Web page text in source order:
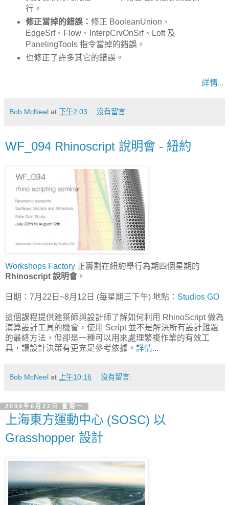
行。
修正當掉的錯誤： 修正 BooleanUnion、
EdgeSrf、Flow、InterpCrvOnSrf、Loft 及
PanelingTools 指令當掉的錯誤。
也修正了許多其它的錯誤。
詳情...
Bob McNeel at 下午2:03 沒有留言:
WF_094 Rhinoscript 說明會 - 紐約
Workshops Factory 正籌劃在紐約舉行為期四個星期的
Rhinoscript 說明會 。
日期：7月22日~8月12日 (每星期三下午) 地點： Studios GO
這個課程提供建築師與設計師了解如何利用 RhinoScript 做為
演算設計工具的機會，使用 Script 並不是解決所有設計難題
的最終方法，但卻是一種可以用來處理繁複作業的有效工
具，讓設計決策有更充足參考依據。 詳情...
Bob McNeel at 上午10:16 沒有留言:
2009年6月22日 星期一
上海東方運動中心 (SOSC) 以
Grasshopper 設計